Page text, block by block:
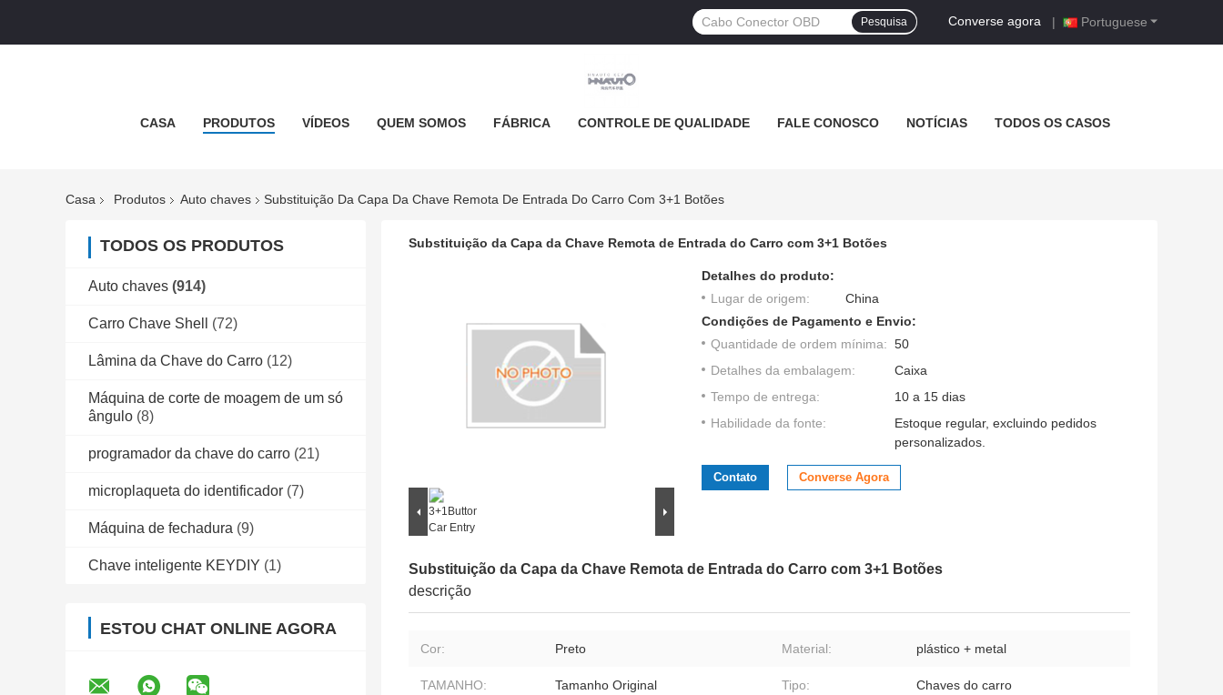
Portuguese
Converse agora |
Pesquisa
CASA PRODUTOS VÍDEOS QUEM SOMOS FÁBRICA CONTROLE DE QUALIDADE FALE CONOSCO NOTÍCIAS TODOS OS CASOS
Casa Produtos Auto chaves Substituição Da Capa Da Chave Remota De Entrada Do Carro Com 3+1 Botões
TODOS OS PRODUTOS
Auto chaves (914)
Carro Chave Shell (72)
Lâmina da Chave do Carro (12)
Máquina de corte de moagem de um só
ângulo (8)
programador da chave do carro (21)
microplaqueta do identificador (7)
Máquina de fechadura (9)
Chave inteligente KEYDIY (1)
ESTOU CHAT ONLINE AGORA
Substituição da Capa da Chave Remota de Entrada do Carro com 3+1 Botões
Detalhes do produto:
Lugar de origem:
China
Condições de Pagamento e Envio:
Quantidade de ordem mínima: 50
Detalhes da embalagem:
Caixa
Tempo de entrega:
10 a 15 dias
Habilidade da fonte:
Estoque regular, excluindo pedidos
personalizados.
Contato Converse Agora
Substituição da Capa da Chave Remota de Entrada do Carro com 3+1 Botões
descrição
Cor: Preto Material: plástico + metal
TAMANHO: Tamanho Original Tipo: Chaves do carro